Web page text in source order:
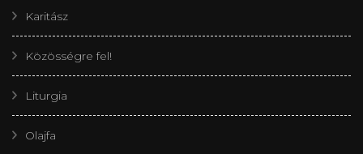
Karitász
Közösségre fel!
Liturgia
Olajfa